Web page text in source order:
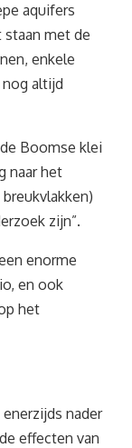
aquifers
met de
enkele
nog altijd
Boomse klei
naar het
zijn”.
enorme
en ook
het
nader
effecten van